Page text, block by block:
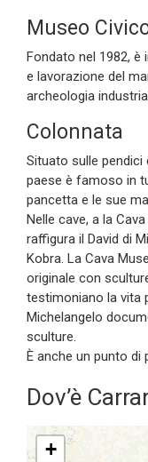
Museo
Fondato nel 1982, è
e lavorazione del
archeologia
Colonnata
Situato sulle pendici
paese è famoso in
pancetta e le sue
Nelle cave, a la
raffigura il David di
Kobra. La Cava
originale con
testimoniano la vita
Michelangelo
sculture.
È anche un punto di
Dov’è
+